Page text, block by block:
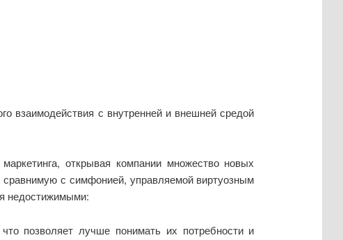
взаимодействия с внутренней и внешней средой
открывая компании множество новых
сравнимую с симфонией, управляемой виртуозным
недостижимыми:
позволяет лучше понимать их потребности и